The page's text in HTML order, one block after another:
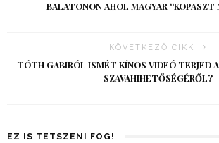
BALATONON AHOL MAGYAR “KOPASZT
KÖVETKEZŐ CIKK
TÓTH GABIRÓL ISMÉT KÍNOS VIDEÓ TERJED
SZAVAHIHETŐSÉGÉRŐL?
EZ IS TETSZENI FOG!